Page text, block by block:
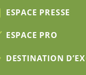
ESPACE PRESSE
ESPACE PRO
DESTINATION